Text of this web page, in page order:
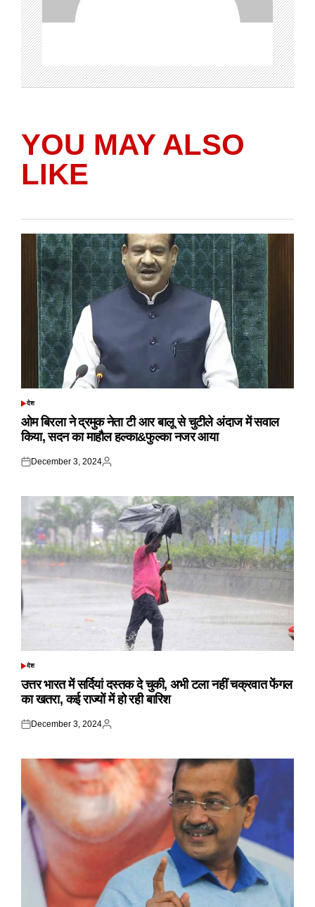
YOU MAY ALSO
LIKE
POSTED
देश
ओम बिरला ने द्रमुक नेता टी आर बालू से चुटीले अंदाज में सवाल
किया, सदन का माहौल हल्का&फुल्का नजर आया
Posted
December 3, 2024
Posted
POSTED
देश
उत्तर भारत में सर्दियां दस्तक दे चुकी, अभी टला नहीं चक्रवात फेंगल
का खतरा, कई राज्यों में हो रही बारिश
Posted
December 3, 2024
Posted